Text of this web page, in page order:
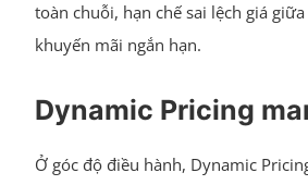
toàn chuỗi, hạn chế sai lệch giá
khuyến mãi ngắn hạn.
Dynamic Pricing
Ở góc độ điều hành, Dynamic